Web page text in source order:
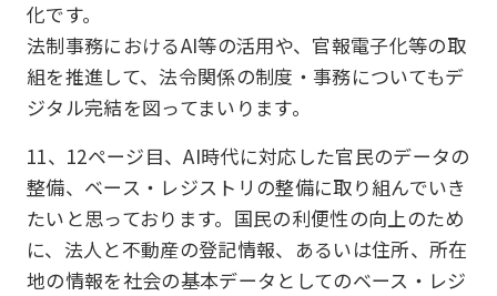
化です。
法制事務におけるAI等の活用や、官報電子化等の取
組を推進して、法令関係の制度・事務についてもデ
ジタル完結を図ってまいります。
11、12ページ目、AI時代に対応した官民のデータの
整備、ベース・レジストリの整備に取り組んでいき
たいと思っております。国民の利便性の向上のため
に、法人と不動産の登記情報、あるいは住所、所在
地の情報を社会の基本データとしてのベース・レジ